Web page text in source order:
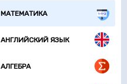
МАТЕМАТИКА
АНГЛИЙСКИЙ ЯЗЫК
АЛГЕБРА